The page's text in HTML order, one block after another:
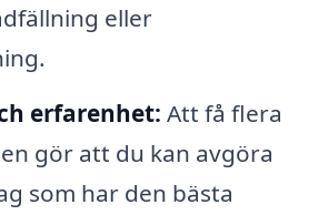
eller
erfarenhet: Att få flera
gör att du kan avgöra
som har den bästa